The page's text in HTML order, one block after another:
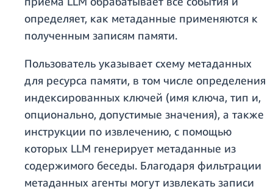
определяет, как метаданные применяются к
полученным записям памяти.
Пользователь указывает схему метаданных
для ресурса памяти, в том числе определения
индексированных ключей (имя ключа, тип и,
опционально, допустимые значения), а также
инструкции по извлечению, с помощью
которых LLM генерирует метаданные из
содержимого беседы. Благодаря фильтрации
метаданных агенты могут извлекать записи